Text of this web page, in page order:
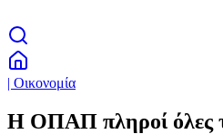
| Οικονομία
Η ΟΠΑΠ πληροί όλες